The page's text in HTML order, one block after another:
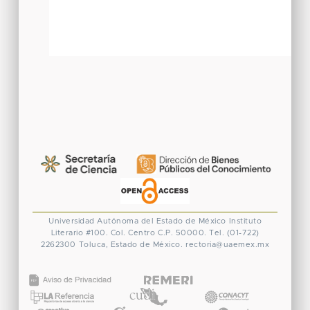
Universidad Autónoma del Estado de México
Instituto
Literario #100. Col. Centro C.P. 50000. Tel. (01-722)
2262300 Toluca, Estado de México. rectoria@uaemex.mx